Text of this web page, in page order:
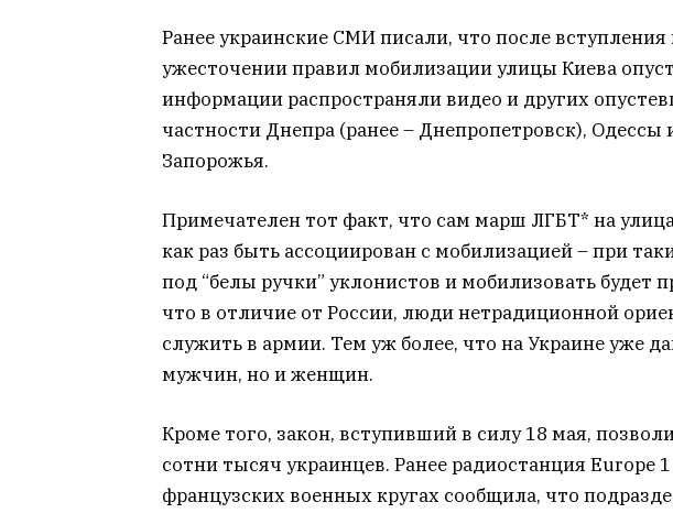
Ранее украинские СМИ писали, что после вступления
ужесточении правил мобилизации улицы Киева
информации распространяли видео и других
частности Днепра (ранее – Днепропетровск), Одессы
Запорожья.
Примечателен тот факт, что сам марш ЛГБТ* на
как раз быть ассоциирован с мобилизацией – при
под “белы ручки” уклонистов и мобилизовать будет
что в отличие от России, люди нетрадиционной
служить в армии. Тем уж более, что на Украине уже
мужчин, но и женщин.
Кроме того, закон, вступивший в силу 18 мая,
сотни тысяч украинцев. Ранее радиостанция Europe
французских военных кругах сообщила, что